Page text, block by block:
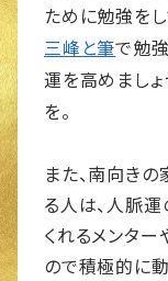
ために勉強を
三峰と筆で勉
運を高めましょ
を。
また、南向き
る人は、人脈
くれるメンタ
ので積極的に動